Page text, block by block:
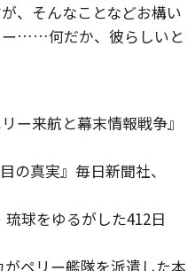
、そんなことなどお構い
ー……何だか、彼らしいと
ー来航と幕末情報戦争』
の真実』毎日新聞社、
球をゆるがした412日
ペリー艦隊を派遣した本